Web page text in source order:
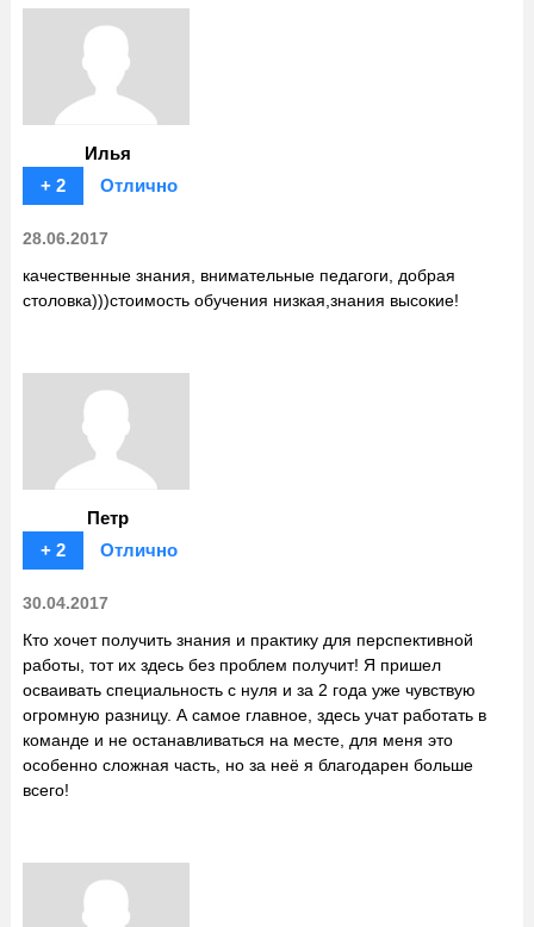
Илья
+ 2
Отлично
28.06.2017
качественные знания, внимательные педагоги, добрая
столовка)))стоимость обучения низкая,знания высокие!
Петр
+ 2
Отлично
30.04.2017
Кто хочет получить знания и практику для перспективной
работы, тот их здесь без проблем получит! Я пришел
осваивать специальность с нуля и за 2 года уже чувствую
огромную разницу. А самое главное, здесь учат работать в
команде и не останавливаться на месте, для меня это
особенно сложная часть, но за неё я благодарен больше
всего!